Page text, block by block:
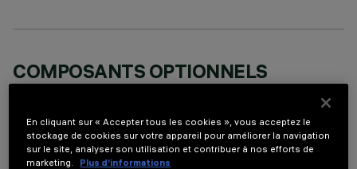
COMPOSANTS OPTIONNELS
En cliquant sur « Accepter tous les cookies », vous acceptez le
stockage de cookies sur votre appareil pour améliorer la navigation
sur le site, analyser son utilisation et contribuer à nos efforts de
marketing.
Plus d’informations